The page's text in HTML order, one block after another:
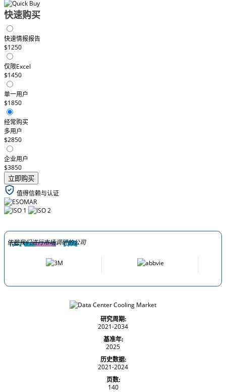
快速购买
快速情报报告
$1250
仅限Excel
$1450
单一用户
$1850
经常购买
多用户
$2850
企业用户
$3850
立即购买
值得信赖与认证
依赖我们进行市场调研的公司
研究周期:
2021-2034
基准年:
2025
历史数据:
2021-2024
页数:
140